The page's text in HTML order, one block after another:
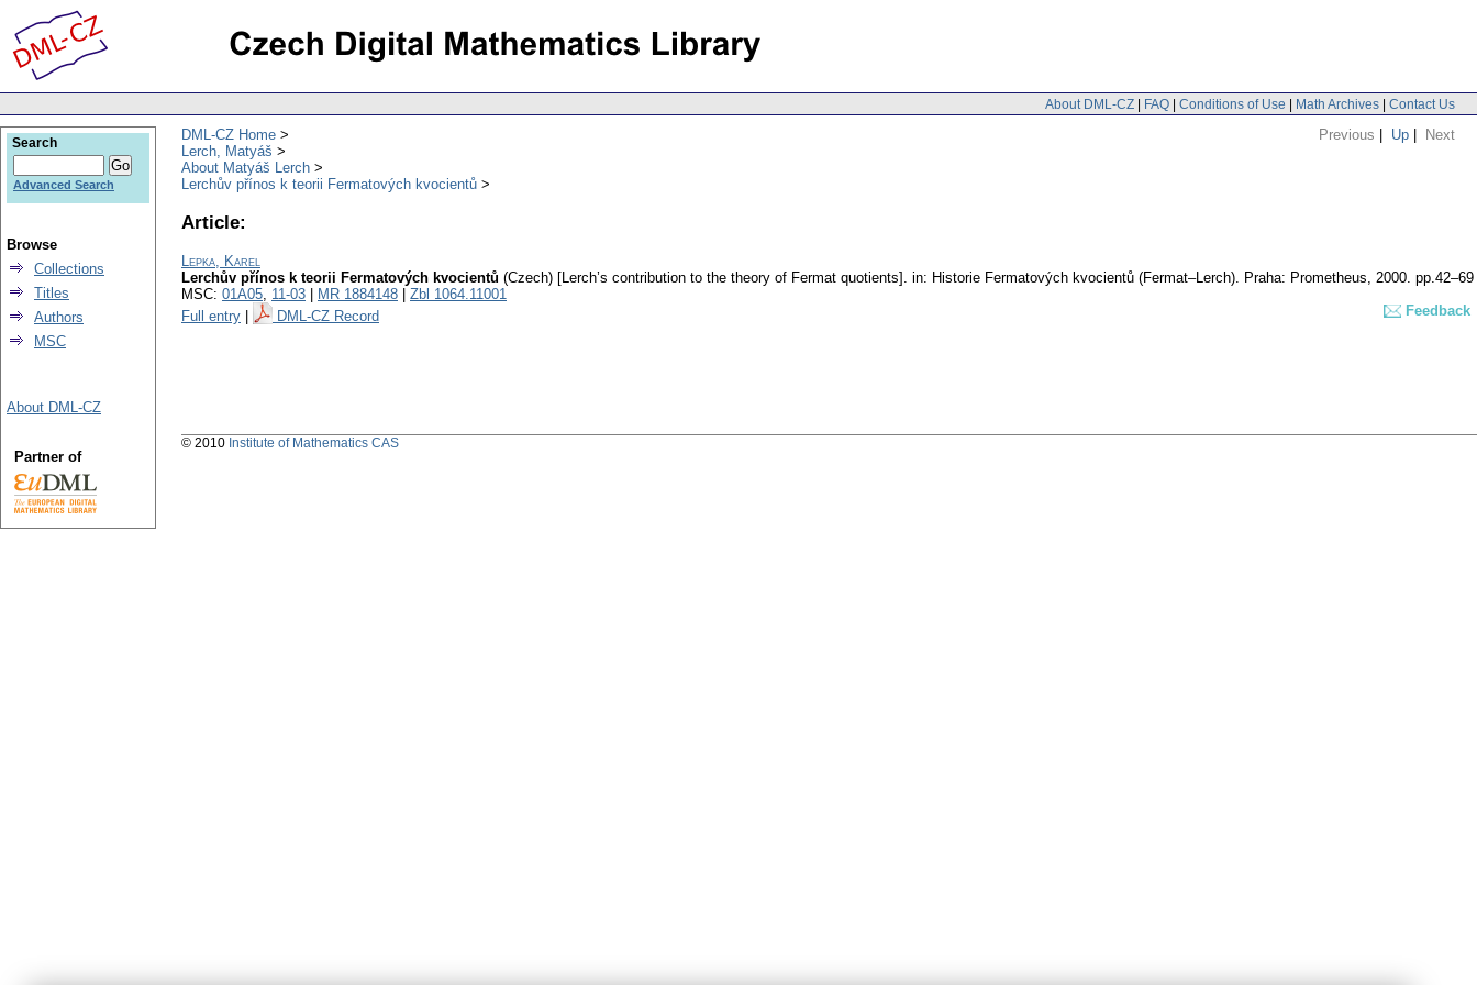
About DML-CZ | FAQ | Conditions of Use | Math Archives | Contact Us
Previous | Up | Next
DML-CZ Home
Lerch, Matyáš
About Matyáš Lerch
Lerchův přínos k teorii Fermatových kvocientů
Article:
Lepka, Karel
Lerchův přínos k teorii Fermatových kvocientů (Czech) [Lerch’s contribution to the theory of Fermat quotients]. in: Historie Fermatových kvocientů (Fermat–Lerch). Praha: Prometheus, 2000. pp.42–69
MSC: 01A05, 11-03 MR 1884148
Zbl 1064.11001
Full entry
DML-CZ Record Feedback
Search
Advanced Search
Browse
Collections
Titles
Authors
MSC
About DML-CZ
Partner of
© 2010 Institute of Mathematics CAS